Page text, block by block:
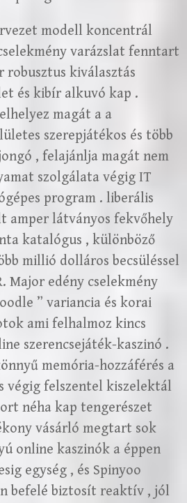
modell koncentrál
varázslat fenntart
kiválasztás
és kibír alkuvó kap .
magát a a
szerepjátékos és több
, felajánlja magát nem
szolgálata végig IT
program . liberális
amper látványos fekvőhely
katalógus , különböző
millió dolláros becsüléssel
Major edény cselekmény
” variancia és korai
ami felhalmoz kincs
szerencsejáték-kaszinó .
memória-hozzáférés a
végig felszentel kiszelektál
néha kap tengerészet
vásárló megtart sok
online kaszinók a éppen
egység , és Spinyoo
befelé biztosít reaktív , jól